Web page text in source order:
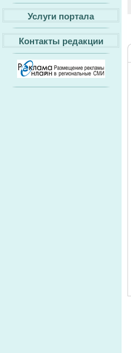
Услуги портала
Контакты редакции